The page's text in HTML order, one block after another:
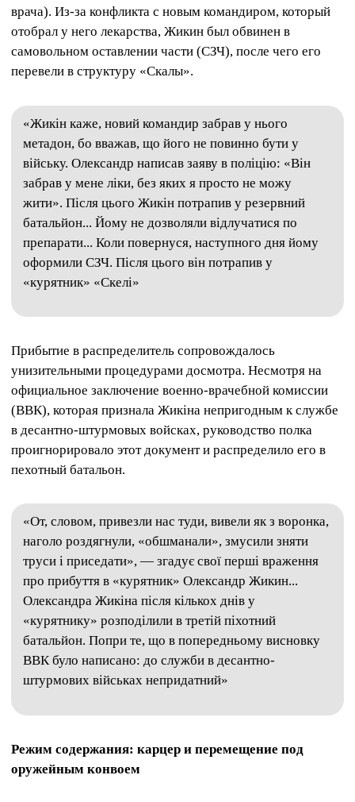
врача). Из-за конфликта с новым командиром, который
отобрал у него лекарства, Жикин был обвинен в
самовольном оставлении части (СЗЧ), после чего его
перевели в структуру «Скалы».
«Жикін каже, новий командир забрав у нього
метадон, бо вважав, що його не повинно бути у
війську. Олександр написав заяву в поліцію: «Він
забрав у мене ліки, без яких я просто не можу
жити». Після цього Жикін потрапив у резервний
батальйон... Йому не дозволяли відлучатися по
препарати... Коли повернуся, наступного дня йому
оформили СЗЧ. Після цього він потрапив у
«курятник» «Скелі»
Прибытие в распределитель сопровождалось
унизительными процедурами досмотра. Несмотря на
официальное заключение военно-врачебной комиссии
(ВВК), которая признала Жикіна непригодным к службе
в десантно-штурмовых войсках, руководство полка
проигнорировало этот документ и распределило его в
пехотный батальон.
«От, словом, привезли нас туди, вивели як з воронка,
наголо роздягнули, «обшманали», змусили зняти
труси і приседати», — згадує свої перші враження
про прибуття в «курятник» Олександр Жикин...
Олександра Жикіна після кількох днів у
«курятнику» розподілили в третій піхотний
батальйон. Попри те, що в попередньому висновку
ВВК було написано: до служби в десантно-
штурмових військах непридатний»
Режим содержания: карцер и перемещение под
оружейным конвоем